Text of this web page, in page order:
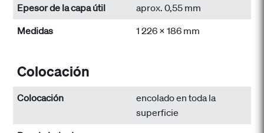
Epesor de la capa útil
aprox. 0,55 mm
Medidas
1 226 x 186 mm
Colocación
Colocación
encolado en toda la
superficie